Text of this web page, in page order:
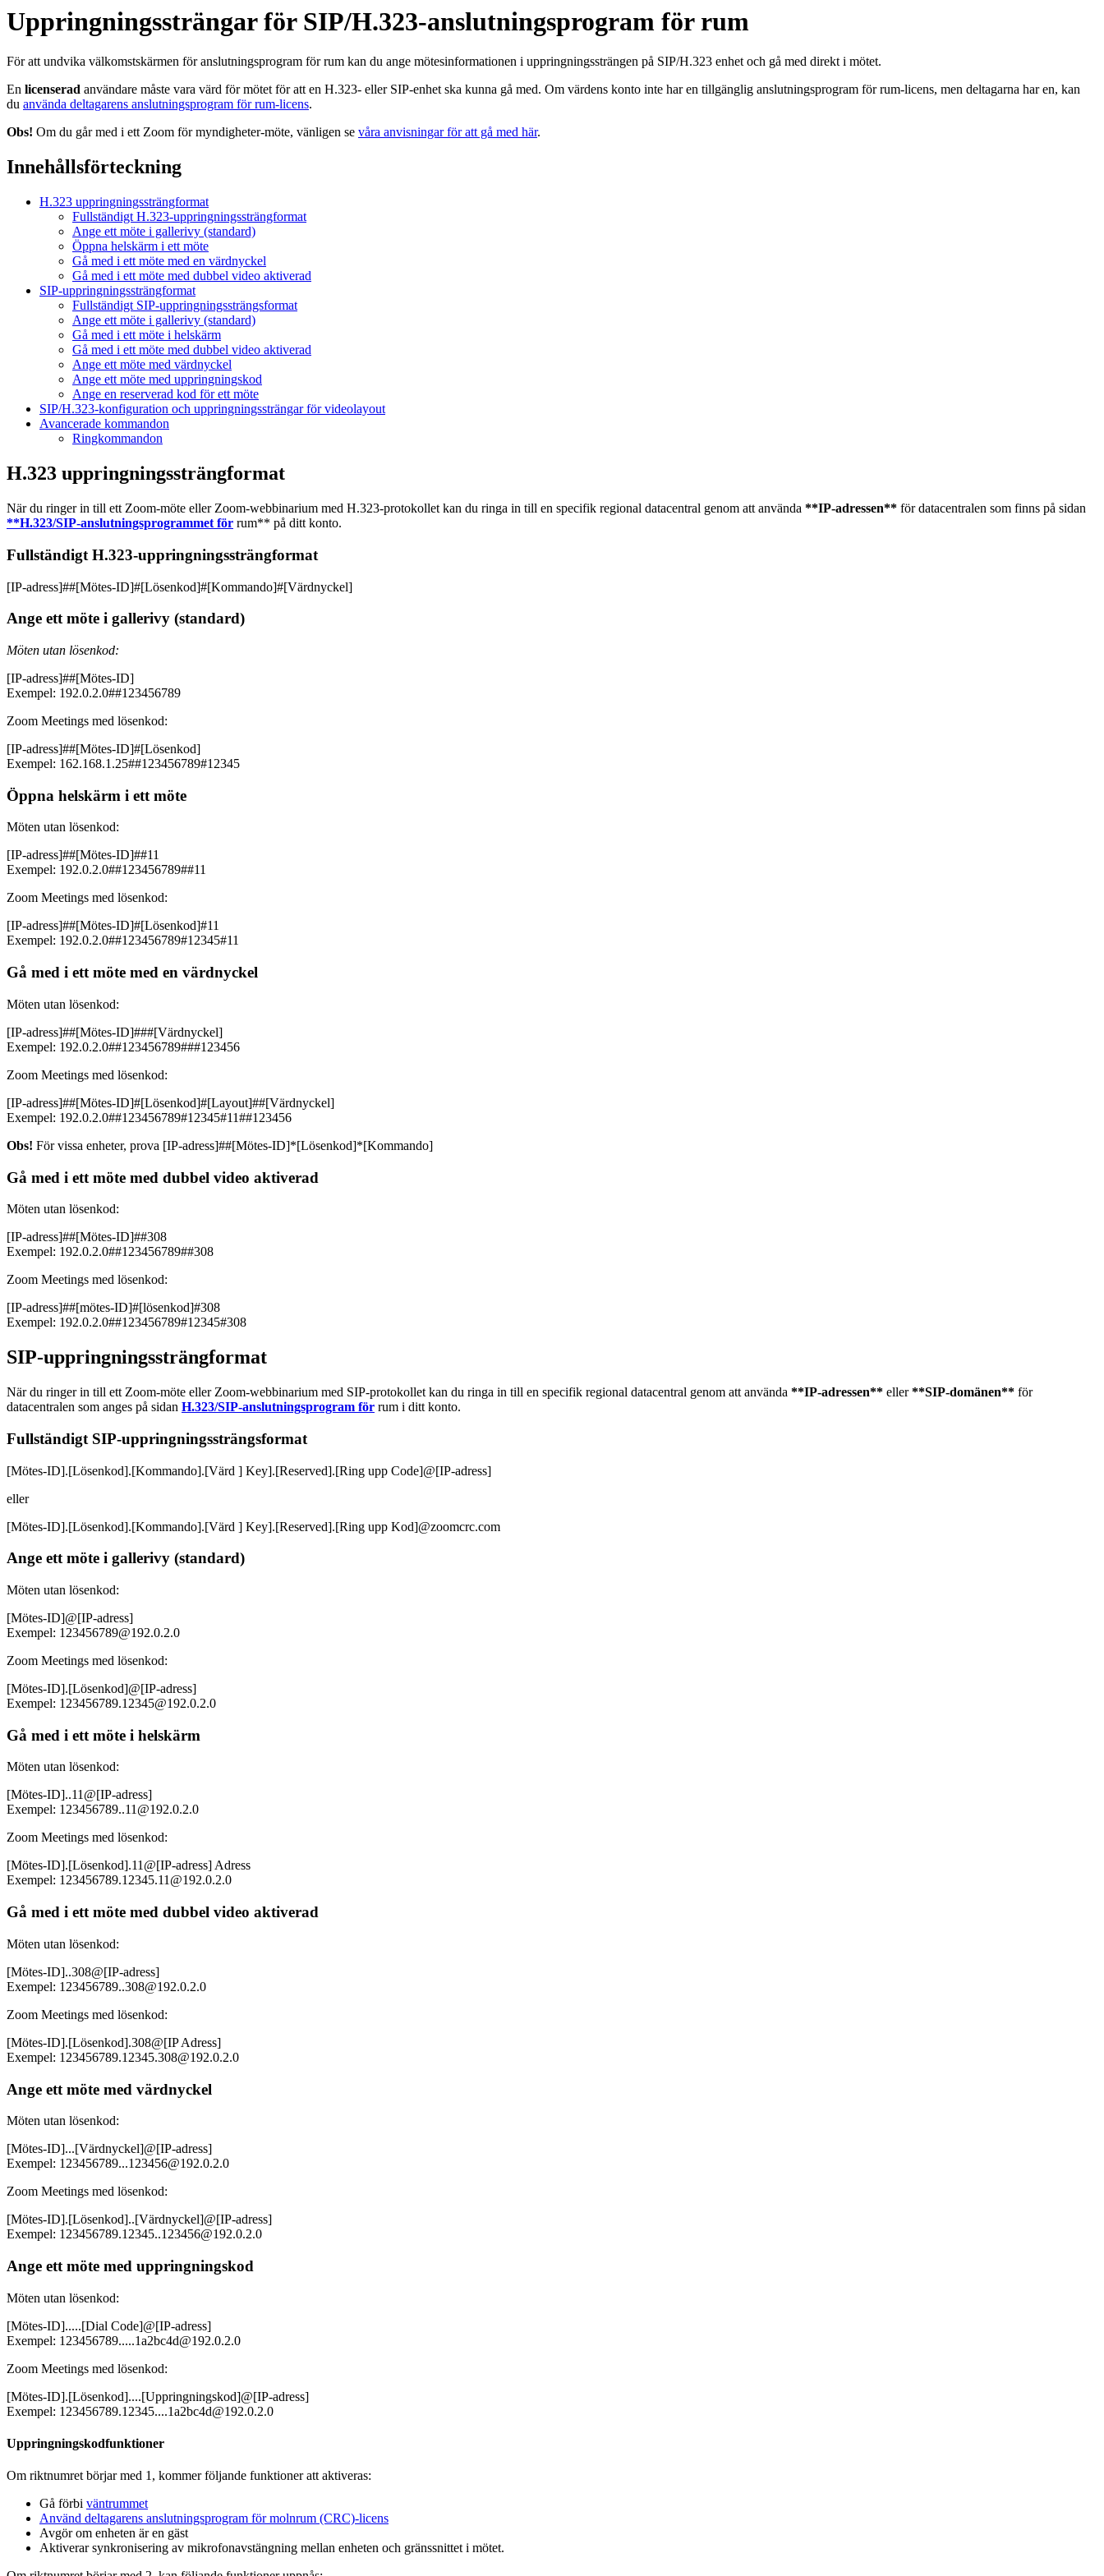
Uppringningssträngar för SIP/H.323-anslutningsprogram för rum
För att undvika välkomstskärmen för anslutningsprogram för rum kan du ange mötesinformationen i uppringningssträngen på SIP/H.323 enhet och gå med direkt i mötet.
En licenserad användare måste vara värd för mötet för att en H.323- eller SIP-enhet ska kunna gå med. Om värdens konto inte har en tillgänglig anslutningsprogram för rum-licens, men deltagarna har en, kan
du använda deltagarens anslutningsprogram för rum-licens.
Obs! Om du går med i ett Zoom för myndigheter-möte, vänligen se våra anvisningar för att gå med här.
Innehållsförteckning
H.323 uppringningssträngformat
Fullständigt H.323-uppringningssträngformat
Ange ett möte i gallerivy (standard)
Öppna helskärm i ett möte
Gå med i ett möte med en värdnyckel
Gå med i ett möte med dubbel video aktiverad
SIP-uppringningssträngformat
Fullständigt SIP-uppringningssträngsformat
Ange ett möte i gallerivy (standard)
Gå med i ett möte i helskärm
Gå med i ett möte med dubbel video aktiverad
Ange ett möte med värdnyckel
Ange ett möte med uppringningskod
Ange en reserverad kod för ett möte
SIP/H.323-konfiguration och uppringningssträngar för videolayout
Avancerade kommandon
Ringkommandon
H.323 uppringningssträngformat
När du ringer in till ett Zoom-möte eller Zoom-webbinarium med H.323-protokollet kan du ringa in till en specifik regional datacentral genom att använda **IP-adressen** för datacentralen som finns på sidan
**H.323/SIP-anslutningsprogrammet för rum** på ditt konto.
Fullständigt H.323-uppringningssträngformat
[IP-adress]##[Mötes-ID]#[Lösenkod]#[Kommando]#[Värdnyckel]
Ange ett möte i gallerivy (standard)
Möten utan lösenkod:
[IP-adress]##[Mötes-ID]
Exempel: 192.0.2.0##123456789
Zoom Meetings med lösenkod:
[IP-adress]##[Mötes-ID]#[Lösenkod]
Exempel: 162.168.1.25##123456789#12345
Öppna helskärm i ett möte
Möten utan lösenkod:
[IP-adress]##[Mötes-ID]##11
Exempel: 192.0.2.0##123456789##11
Zoom Meetings med lösenkod:
[IP-adress]##[Mötes-ID]#[Lösenkod]#11
Exempel: 192.0.2.0##123456789#12345#11
Gå med i ett möte med en värdnyckel
Möten utan lösenkod:
[IP-adress]##[Mötes-ID]###[Värdnyckel]
Exempel: 192.0.2.0##123456789###123456
Zoom Meetings med lösenkod:
[IP-adress]##[Mötes-ID]#[Lösenkod]#[Layout]##[Värdnyckel]
Exempel: 192.0.2.0##123456789#12345#11##123456
Obs! För vissa enheter, prova [IP-adress]##[Mötes-ID]*[Lösenkod]*[Kommando]
Gå med i ett möte med dubbel video aktiverad
Möten utan lösenkod:
[IP-adress]##[Mötes-ID]##308
Exempel: 192.0.2.0##123456789##308
Zoom Meetings med lösenkod:
[IP-adress]##[mötes-ID]#[lösenkod]#308
Exempel: 192.0.2.0##123456789#12345#308
SIP-uppringningssträngformat
När du ringer in till ett Zoom-möte eller Zoom-webbinarium med SIP-protokollet kan du ringa in till en specifik regional datacentral genom att använda **IP-adressen** eller**SIP-domänen** för
datacentralen som anges på sidan H.323/SIP-anslutningsprogram för rum i ditt konto.
Fullständigt SIP-uppringningssträngsformat
[Mötes-ID].[Lösenkod].[Kommando].[Värd ] Key].[Reserved].[Ring upp Code]@[IP-adress]
eller
[Mötes-ID].[Lösenkod].[Kommando].[Värd ] Key].[Reserved].[Ring upp Kod]@zoomcrc.com
Ange ett möte i gallerivy (standard)
Möten utan lösenkod:
[Mötes-ID]@[IP-adress]
Exempel: 123456789@192.0.2.0
Zoom Meetings med lösenkod:
[Mötes-ID].[Lösenkod]@[IP-adress]
Exempel: 123456789.12345@192.0.2.0
Gå med i ett möte i helskärm
Möten utan lösenkod:
[Mötes-ID]..11@[IP-adress]
Exempel: 123456789..11@192.0.2.0
Zoom Meetings med lösenkod:
[Mötes-ID].[Lösenkod].11@[IP-adress] Adress
Exempel: 123456789.12345.11@192.0.2.0
Gå med i ett möte med dubbel video aktiverad
Möten utan lösenkod:
[Mötes-ID]..308@[IP-adress]
Exempel: 123456789..308@192.0.2.0
Zoom Meetings med lösenkod:
[Mötes-ID].[Lösenkod].308@[IP Adress]
Exempel: 123456789.12345.308@192.0.2.0
Ange ett möte med värdnyckel
Möten utan lösenkod:
[Mötes-ID]...[Värdnyckel]@[IP-adress]
Exempel: 123456789...123456@192.0.2.0
Zoom Meetings med lösenkod:
[Mötes-ID].[Lösenkod]..[Värdnyckel]@[IP-adress]
Exempel: 123456789.12345..123456@192.0.2.0
Ange ett möte med uppringningskod
Möten utan lösenkod:
[Mötes-ID].....[Dial Code]@[IP-adress]
Exempel: 123456789.....1a2bc4d@192.0.2.0
Zoom Meetings med lösenkod:
[Mötes-ID].[Lösenkod]....[Uppringningskod]@[IP-adress]
Exempel: 123456789.12345....1a2bc4d@192.0.2.0
Uppringningskodfunktioner
Om riktnumret börjar med 1, kommer följande funktioner att aktiveras:
Gå förbi väntrummet
Använd deltagarens anslutningsprogram för molnrum (CRC)-licens
Avgör om enheten är en gäst
Aktiverar synkronisering av mikrofonavstängning mellan enheten och gränssnittet i mötet.